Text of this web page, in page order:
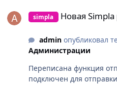
simpla Новая
adminопубликовал
Администрации
Переписана функция
подключен для